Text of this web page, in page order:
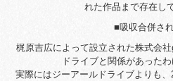
れた作品まで存在し
■吸収合併さ
梶原吉広によって設立された株式会
ドライブと関係があったわ
実際にはジーアールドライブよりも